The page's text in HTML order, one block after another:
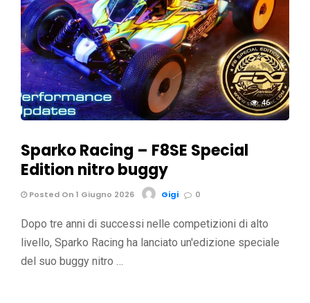
46
Sparko Racing – F8SE Special
Edition nitro buggy
Posted On 1 Giugno 2026 Gigi 0
Dopo tre anni di successi nelle competizioni di alto
livello, Sparko Racing ha lanciato un'edizione speciale
del suo buggy nitro …